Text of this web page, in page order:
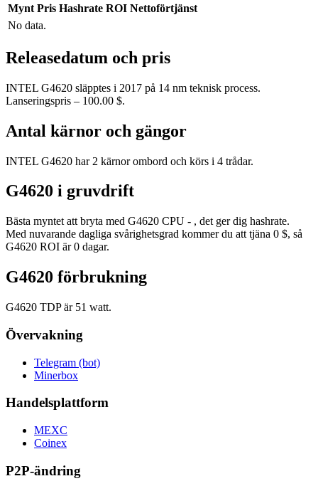
Mynt Pris Hashrate ROI Nettoförtjänst
No data.
Releasedatum och pris
INTEL G4620 släpptes i 2017 på 14 nm teknisk process.
Lanseringspris – 100.00 $.
Antal kärnor och gängor
INTEL G4620 har 2 kärnor ombord och körs i 4 trådar.
G4620 i gruvdrift
Bästa myntet att bryta med G4620 CPU - , det ger dig hashrate.
Med nuvarande dagliga svårighetsgrad kommer du att tjäna 0 $, så
G4620 ROI är 0 dagar.
G4620 förbrukning
G4620 TDP är 51 watt.
Övervakning
Telegram (bot)
Minerbox
Handelsplattform
MEXC
Coinex
P2P-ändring